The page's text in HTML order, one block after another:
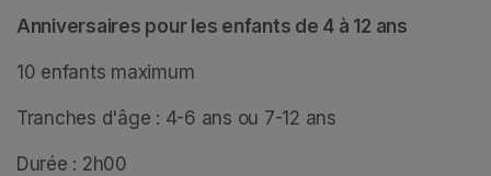
Anniversaires pour les enfants de 4 à 12 ans
10 enfants maximum
Tranches d'âge : 4-6 ans ou 7-12 ans
Durée : 2h00